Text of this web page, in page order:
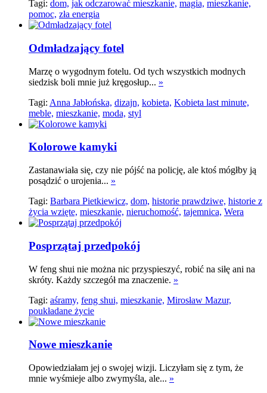
Tagi: dom, jak odczarować mieszkanie, magia, mieszkanie,
pomoc, zła energia
Odmładzający fotel
Marzę o wygodnym fotelu. Od tych wszystkich modnych
siedzisk boli mnie już kręgosłup... »
Tagi: Anna Jabłońska, dizajn, kobieta, Kobieta last minute,
meble, mieszkanie, moda, styl
Kolorowe kamyki
Zastanawiała się, czy nie pójść na policję, ale ktoś mógłby ją
posądzić o urojenia... »
Tagi: Barbara Pietkiewicz, dom, historie prawdziwe, historie z
życia wzięte, mieszkanie, nieruchomość, tajemnica, Wera
Posprzątaj przedpokój
W feng shui nie można nic przyspieszyć, robić na siłę ani na
skróty. Każdy szczegół ma znaczenie. »
Tagi: aśramy, feng shui, mieszkanie, Mirosław Mazur,
poukładane życie
Nowe mieszkanie
Opowiedziałam jej o swojej wizji. Liczyłam się z tym, że
mnie wyśmieje albo zwymyśla, ale... »